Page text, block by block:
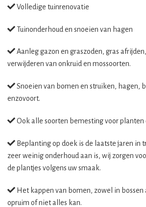
Volledige tuinrenovatie
Tuinonderhoud en snoeien van hagen
Aanleg gazon en graszoden, gras
verwijderen van onkruid en mossoorten.
Snoeien van bomen en struiken, hagen,
enzovoort.
Ook alle soorten bemesting voor planten
Beplanting op doek is de laatste jaren in
zeer weinig onderhoud aan is, wij zorgen
de plantjes volgens uw smaak.
Het kappen van bomen, zowel in bossen
opruim of niet alles kan.